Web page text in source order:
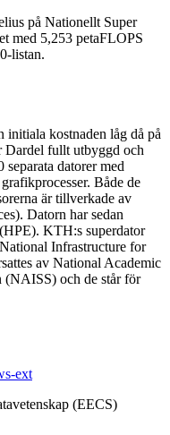
på Nationellt Super
med 5,253 petaFLOPS
listan.
kostnaden låg då på
Dardel fullt utbyggd och
datorer med
Både de
är tillverkade av
Datorn har sedan
KTH:s superdator
Infrastructure for
av National Academic
(NAISS) och de står för
ext
(EECS)